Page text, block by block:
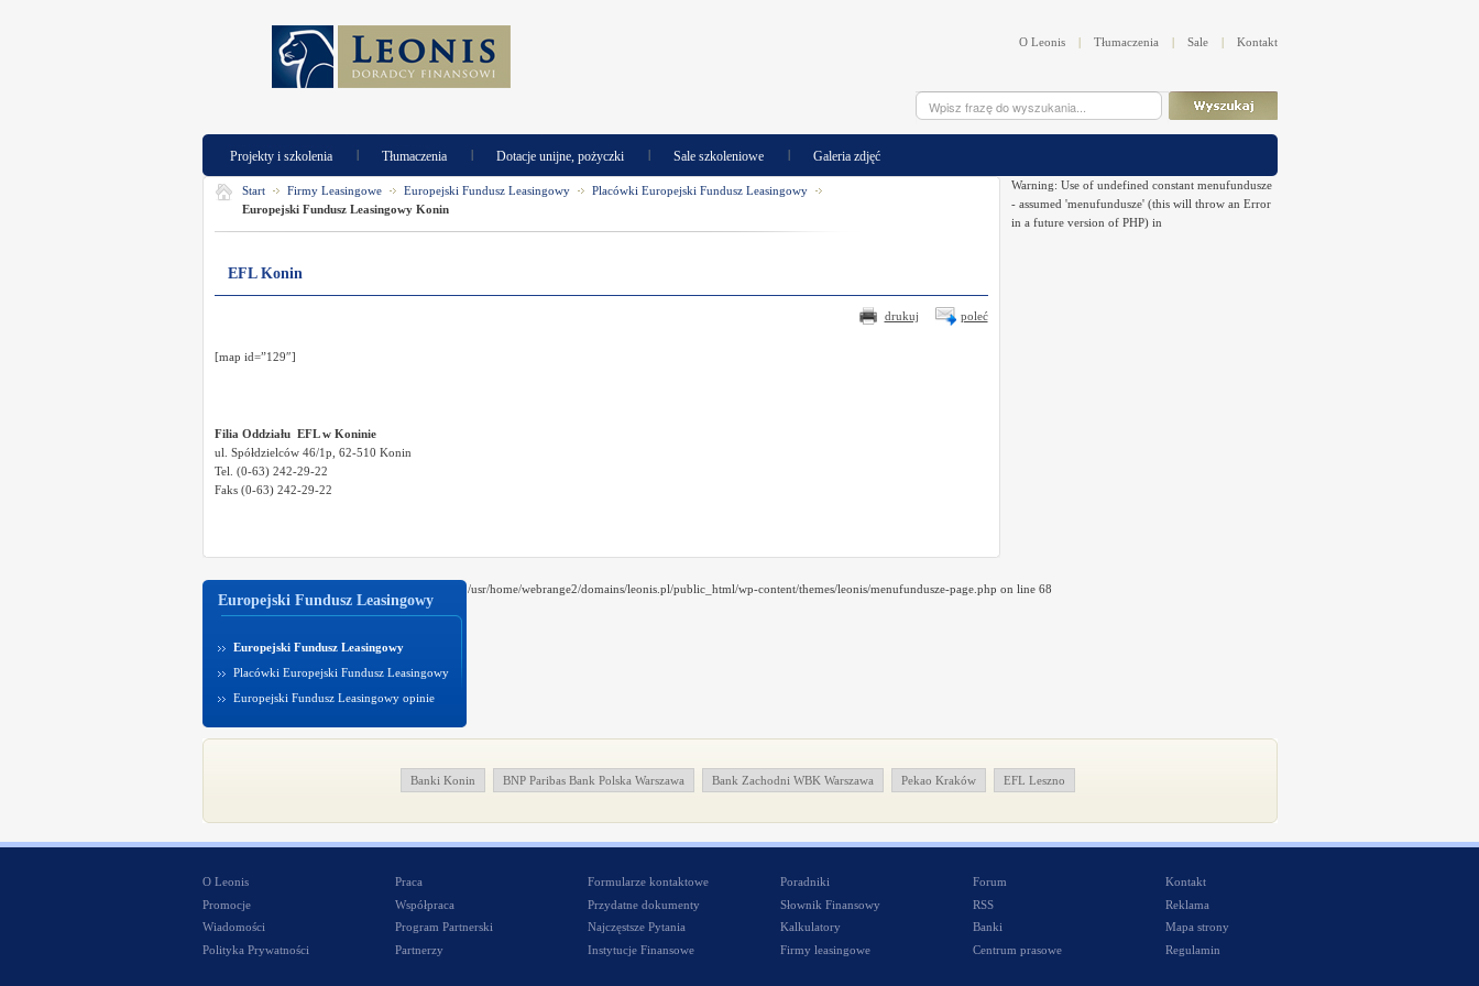
O Leonis | Tłumaczenia | Sale | Kontakt
Projekty i szkolenia | Tłumaczenia | Dotacje unijne, pożyczki | Sale szkoleniowe | Galeria zdjęć
Start Firmy Leasingowe Europejski Fundusz Leasingowy
Placówki Europejski Fundusz Leasingowy
Europejski Fundusz Leasingowy Konin
EFL Konin
poleć
drukuj
[map id=”129″]
Filia Oddziału EFL w Koninie
ul. Spółdzielców 46/1p, 62-510 Konin
Tel. (0-63) 242-29-22
Faks (0-63) 242-29-22
Warning: Use of undefined constant menufundusze
- assumed 'menufundusze' (this will throw an Error
in a future version of PHP) in
/usr/home/webrange2/domains/leonis.pl/public_html/wp-content/themes/leonis/menufundusze-page.php on line 68
Europejski Fundusz Leasingowy
Europejski Fundusz Leasingowy
Placówki Europejski Fundusz Leasingowy
Europejski Fundusz Leasingowy opinie
Banki Konin BNP Paribas Bank Polska Warszawa Bank Zachodni WBK Warszawa Pekao Kraków EFL Leszno
O Leonis
Promocje
Wiadomości
Polityka Prywatności
Praca
Współpraca
Program Partnerski
Partnerzy
Formularze kontaktowe
Przydatne dokumenty
Najczęstsze Pytania
Instytucje Finansowe
Poradniki
Słownik Finansowy
Kalkulatory
Firmy leasingowe
Forum
RSS
Banki
Centrum prasowe
Kontakt
Reklama
Mapa strony
Regulamin